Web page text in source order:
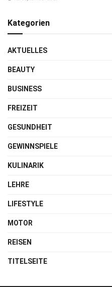
Kategorien
AKTUELLES
BEAUTY
BUSINESS
FREIZEIT
GESUNDHEIT
GEWINNSPIELE
KULINARIK
LEHRE
LIFESTYLE
MOTOR
REISEN
TITELSEITE